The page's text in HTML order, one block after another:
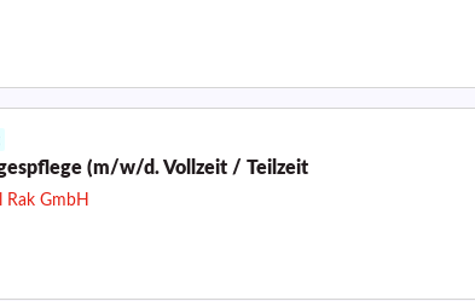
(m/w/d. Vollzeit / Teilzeit
Rak GmbH